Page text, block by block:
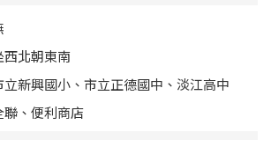
西北朝東南
立新興國小、市立正德國中、淡江高中
聯、便利商店